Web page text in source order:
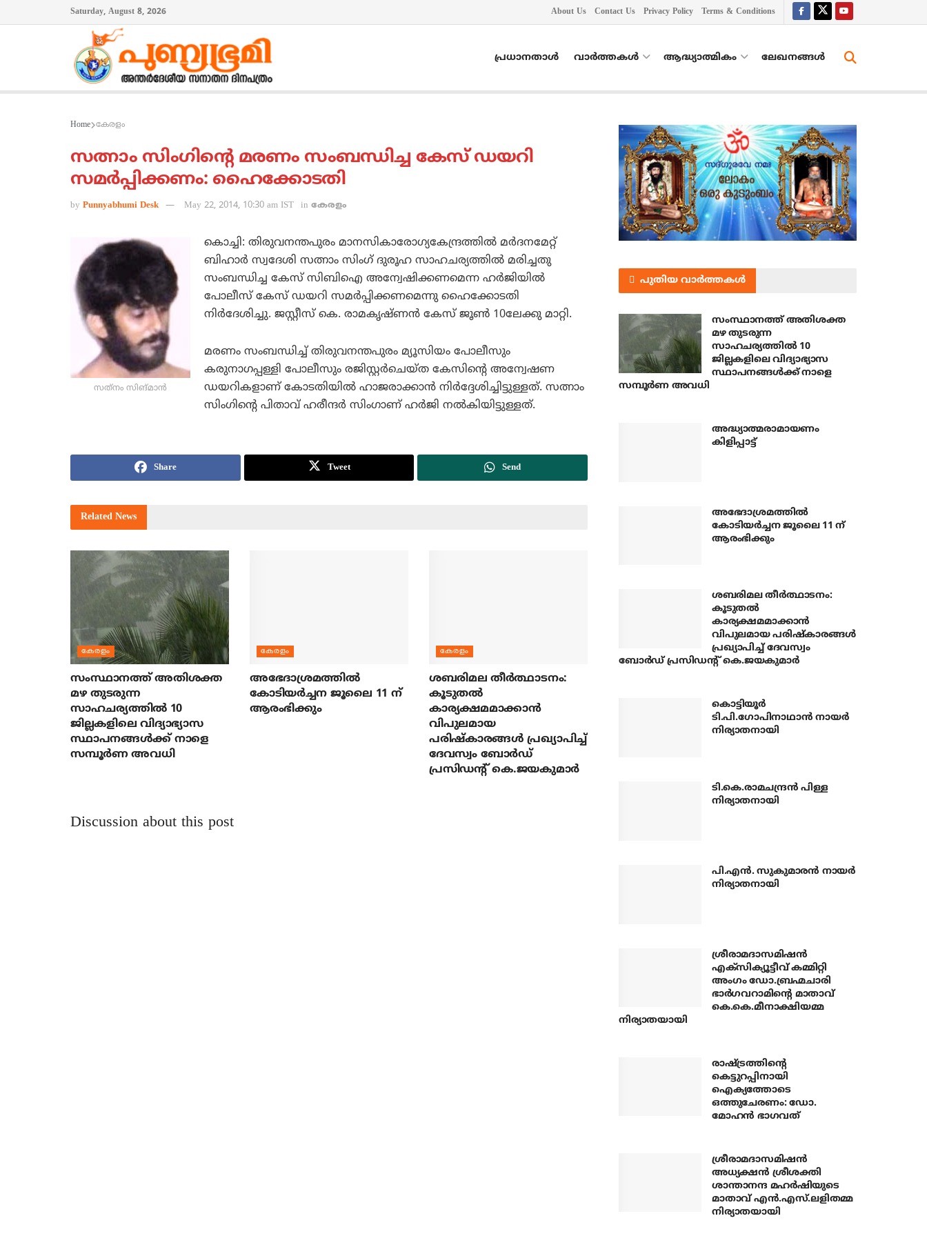
Saturday, August 8, 2026 About Us Contact Us Privacy Policy Terms & Conditions
പ്രധാനതാൾ വാർത്തകൾ ആദ്ധ്യാത്മികം ലേഖനങ്ങള്‍
Home കേരളം
സത്നാം സിംഗിന്റെ മരണം സംബന്ധിച്ച കേസ് ഡയറി
സമര്‍പ്പിക്കണം: ഹൈക്കോടതി
by Punnyabhumi Desk May 22, 2014, 10:30 am IST in കേരളം
സത്‌നം സിങ്മാന്‍
കൊച്ചി: തിരുവനന്തപുരം മാനസികാരോഗ്യകേന്ദ്രത്തില്‍ മര്‍ദനമേറ്റ്
ബിഹാര്‍ സ്വദേശി സത്നാം സിംഗ് ദുരൂഹ സാഹചര്യത്തില്‍ മരിച്ചതു
സംബന്ധിച്ച കേസ് സിബിഐ അന്വേഷിക്കണമെന്ന ഹര്‍ജിയില്‍
പോലീസ് കേസ് ഡയറി സമര്‍പ്പിക്കണമെന്നു ഹൈക്കോടതി
നിര്‍ദേശിച്ചു. ജസ്റ്റീസ് കെ. രാമകൃഷ്ണന്‍ കേസ് ജൂണ്‍ 10ലേക്കു മാറ്റി.
മരണം സംബന്ധിച്ച് തിരുവനന്തപുരം മ്യൂസിയം പോലീസും
കരുനാഗപ്പള്ളി പോലീസും രജിസ്റ്റര്‍ചെയ്ത കേസിന്റെ അന്വേഷണ
ഡയറികളാണ് കോടതിയില്‍ ഹാജരാക്കാന്‍ നിര്‍ദ്ദേശിച്ചിട്ടുള്ളത്. സത്നാം
സിംഗിന്റെ പിതാവ് ഹരീന്ദര്‍ സിംഗാണ് ഹര്‍ജി നല്‍കിയിട്ടുള്ളത്.
Share Tweet Send
Related News
കേരളം
സംസ്ഥാനത്ത് അതിശക്ത
മഴ തുടരുന്ന
സാഹചര്യത്തിൽ 10
ജില്ലകളിലെ വിദ്യാഭ്യാസ
സ്ഥാപനങ്ങൾക്ക് നാളെ
സമ്പൂർണ അവധി
കേരളം
അഭേദാശ്രമത്തില്‍
കോടിയര്‍ച്ചന ജൂലൈ 11 ന്
ആരംഭിക്കും
കേരളം
ശബരിമല തീര്‍ത്ഥാടനം:
കൂടുതല്‍
കാര്യക്ഷമമാക്കാന്‍
വിപുലമായ
പരിഷ്‌കാരങ്ങള്‍ പ്രഖ്യാപിച്ച്
ദേവസ്വം ബോര്‍ഡ്
പ്രസിഡന്റ് കെ.ജയകുമാര്‍
Discussion about this post
പുതിയ വാർത്തകൾ
സംസ്ഥാനത്ത് അതിശക്ത
മഴ തുടരുന്ന
സാഹചര്യത്തിൽ 10
ജില്ലകളിലെ വിദ്യാഭ്യാസ
സ്ഥാപനങ്ങൾക്ക് നാളെ
സമ്പൂർണ അവധി
അദ്ധ്യാത്മരാമായണം
കിളിപ്പാട്ട്
അഭേദാശ്രമത്തില്‍
കോടിയര്‍ച്ചന ജൂലൈ 11 ന്
ആരംഭിക്കും
ശബരിമല തീര്‍ത്ഥാടനം:
കൂടുതല്‍
കാര്യക്ഷമമാക്കാന്‍
വിപുലമായ പരിഷ്‌കാരങ്ങള്‍
പ്രഖ്യാപിച്ച് ദേവസ്വം
ബോര്‍ഡ് പ്രസിഡന്റ് കെ.ജയകുമാര്‍
കൊട്ടിയൂര്‍
ടി.പി.ഗോപിനാഥാന്‍ നായര്‍
നിര്യാതനായി
ടി.കെ.രാമചന്ദ്രന്‍ പിള്ള
നിര്യാതനായി
പി.എന്‍. സുകുമാരന്‍ നായര്‍
നിര്യാതനായി
ശ്രീരാമദാസമിഷന്‍
എക്‌സിക്യൂട്ടീവ് കമ്മിറ്റി
അംഗം ഡോ.ബ്രഹ്മചാരി
ഭാര്‍ഗവറാമിന്റെ മാതാവ്
കെ.കെ.മീനാക്ഷിയമ്മ
നിര്യാതയായി
രാഷ്ട്രത്തിന്റെ
കെട്ടുറപ്പിനായി
ഐക്യത്തോടെ
ഒത്തുചേരണം: ഡോ.
മോഹന്‍ ഭാഗവത്
ശ്രീരാമദാസമിഷന്‍
അധ്യക്ഷന്‍ ശ്രീശക്തി
ശാന്താനന്ദ മഹര്‍ഷിയുടെ
മാതാവ് എന്‍.എസ്.ലളിതമ്മ
നിര്യാതയായി